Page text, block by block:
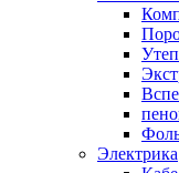
Электрика